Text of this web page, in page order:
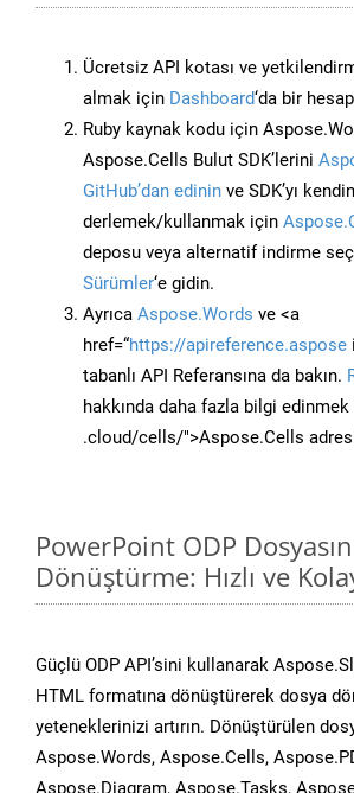
Ücretsiz API kotası ve
almak için Dashboard‘da bir
Ruby kaynak kodu için
Aspose.Cells Bulut SDK’lerini
GitHub’dan edinin ve SDK’yı
derlemek/kullanmak için
deposu veya alternatif indirme
Sürümler‘e gidin.
Ayrıca Aspose.Words ve <a
href=“https://apireference.aspose
tabanlı API Referansına da bakın.
hakkında daha fazla bilgi
.cloud/cells/">Aspose.Cells
PowerPoint ODP
Dönüştürme: Hızlı ve
Güçlü ODP API’sini kullanarak
HTML formatına dönüştürerek dosya
yeteneklerinizi artırın. Dönüştürülen
Aspose.Words, Aspose.Cells,
Aspose.Diagram, Aspose.Tasks,